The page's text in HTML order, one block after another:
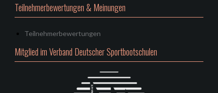
Teilnehmerbewertungen & Meinungen
Teilnehmerbewertungen
Mitglied im Verband Deutscher Sportbootschulen